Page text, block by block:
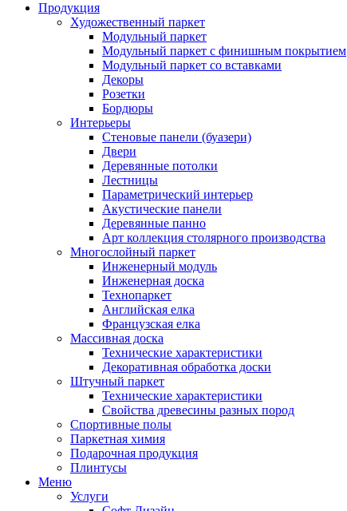
Продукция
Художественный паркет
Модульный паркет
Модульный паркет с финишным покрытием
Модульный паркет со вставками
Декоры
Розетки
Бордюры
Интерьеры
Стеновые панели (буазери)
Двери
Деревянные потолки
Лестницы
Параметрический интерьер
Акустические панели
Деревянные панно
Арт коллекция столярного производства
Многослойный паркет
Инженерный модуль
Инженерная доска
Технопаркет
Английская елка
Французская елка
Массивная доска
Технические характеристики
Декоративная обработка доски
Штучный паркет
Технические характеристики
Свойства древесины разных пород
Спортивные полы
Паркетная химия
Подарочная продукция
Плинтусы
Меню
Услуги